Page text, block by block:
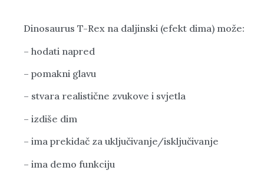
Dinosaurus T-Rex na daljinski (efekt dima) može:
– hodati napred
– pomakni glavu
– stvara realistične zvukove i svjetla
– izdiše dim
– ima prekidač za uključivanje/isključivanje
– ima demo funkciju